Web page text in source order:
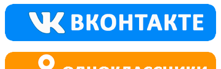
a
ss
ni
ki
m p
p